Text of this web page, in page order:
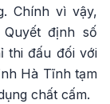
Chính vì vậy,
định số
thi đấu đối với
Hà Tĩnh tạm
chất cấm.